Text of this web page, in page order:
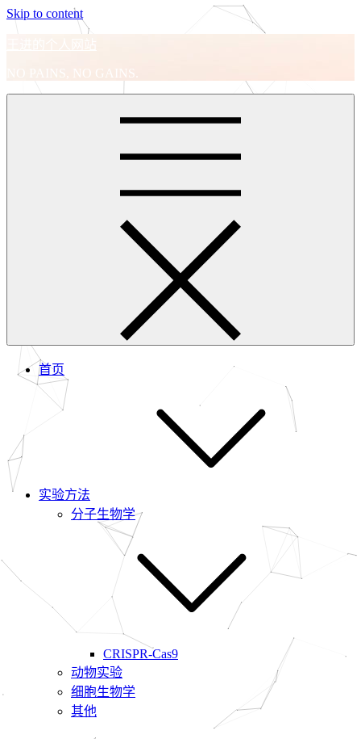
Skip to content
王进的个人网站
NO PAINS, NO GAINS.
首页
实验方法
分子生物学
CRISPR-Cas9
动物实验
细胞生物学
其他